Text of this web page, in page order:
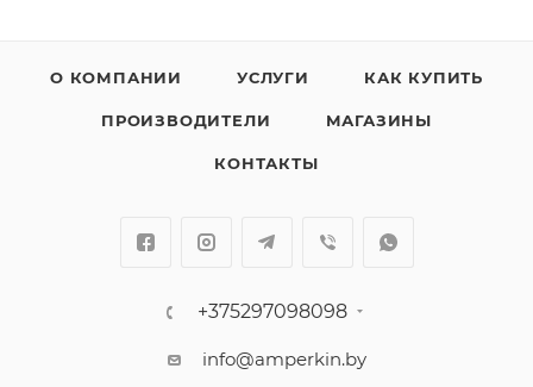
О КОМПАНИИ УСЛУГИ КАК КУПИТЬ
ПРОИЗВОДИТЕЛИ МАГАЗИНЫ
КОНТАКТЫ
+375297098098
info@amperkin.by